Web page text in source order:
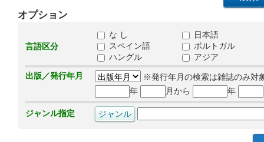
オプション
言語区分
な し
日本語
スペイン語
ポルトガル
ハングル
アジア
出版／発行年月
※発行年月の検索は雑誌のみ対
年
月から 年
ジャンル指定